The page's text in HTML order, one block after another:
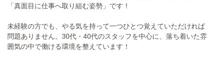
「真面目に仕事へ取り組む姿勢」です！
未経験の方でも、やる気を持って一つひとつ覚えていただければ
問題ありません。30代・40代のスタッフを中心に、落ち着いた雰
囲気の中で働ける環境を整えています！